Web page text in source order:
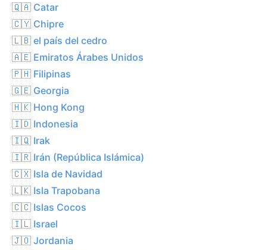
🇶🇦 Catar
🇨🇾 Chipre
🇱🇧 el país del cedro
🇦🇪 Emiratos Árabes Unidos
🇵🇭 Filipinas
🇬🇪 Georgia
🇭🇰 Hong Kong
🇮🇩 Indonesia
🇮🇶 Irak
🇮🇷 Irán (República Islámica)
🇨🇽 Isla de Navidad
🇱🇰 Isla Trapobana
🇨🇨 Islas Cocos
🇮🇱 Israel
🇯🇴 Jordania